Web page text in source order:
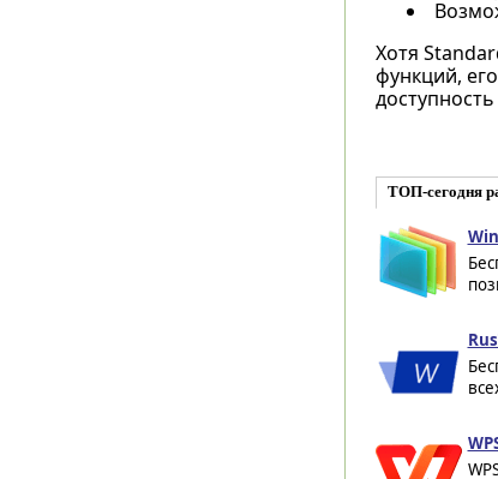
Хотя
функций,
ТОП-сегодня